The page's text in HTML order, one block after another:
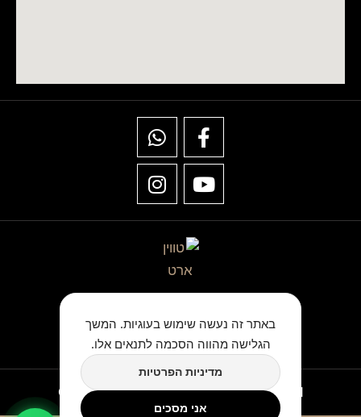
כתבו לנו ביקורת בגוגל
Copyright © TwinArt All Rights Reserved
באתר זה נעשה שימוש בעוגיות. המשך
הגלישה מהווה הסכמה לתנאים אלו.
מדיניות הפרטיות
אני מסכים